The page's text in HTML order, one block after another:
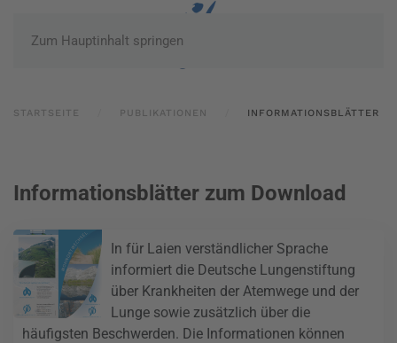
Zum Hauptinhalt springen
STARTSEITE PUBLIKATIONEN INFORMATIONSBLÄTTER
Informationsblätter zum Download
In für Laien verständlicher Sprache
informiert die Deutsche Lungenstiftung
über Krankheiten der Atemwege und der
Lunge sowie zusätzlich über die
häufigsten Beschwerden. Die Informationen können